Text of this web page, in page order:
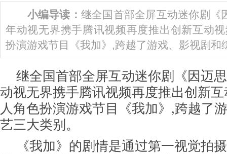
小编导读： 继全国首部全屏互动迷你剧《
年动视无界携手腾讯视频再度推出创新互动
扮演游戏节目《我加》,跨越了游戏、影视剧和
继全国首部全屏互动迷你剧《因迈
动视无界携手腾讯视频再度推出创新
人角色扮演游戏节目《我加》,跨越了
艺三大类别。
《我加》的剧情是通过第一视觉拍